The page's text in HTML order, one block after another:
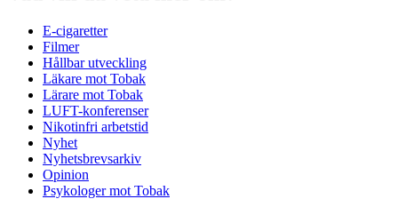
E-cigaretter
Filmer
Hållbar utveckling
Läkare mot Tobak
Lärare mot Tobak
LUFT-konferenser
Nikotinfri arbetstid
Nyhet
Nyhetsbrevsarkiv
Opinion
Psykologer mot Tobak